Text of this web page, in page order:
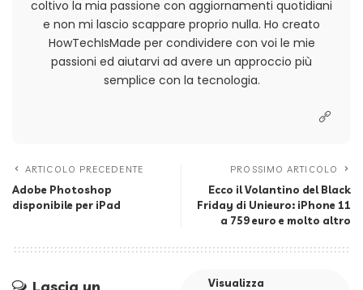
coltivo la mia passione con aggiornamenti quotidiani
e non mi lascio scappare proprio nulla. Ho creato
HowTechIsMade per condividere con voi le mie
passioni ed aiutarvi ad avere un approccio più
semplice con la tecnologia.
ARTICOLO PRECEDENTE
Adobe Photoshop
disponibile per iPad
PROSSIMO ARTICOLO
Ecco il Volantino del Black
Friday di Unieuro: iPhone 11
a 759 euro e molto altro
Visualizza